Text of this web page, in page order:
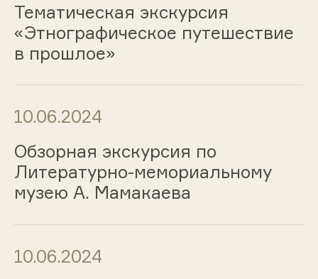
Тематическая экскурсия
«Этнографическое путешествие
в прошлое»
10.06.2024
Обзорная экскурсия по
Литературно-мемориальному
музею А. Мамакаева
10.06.2024